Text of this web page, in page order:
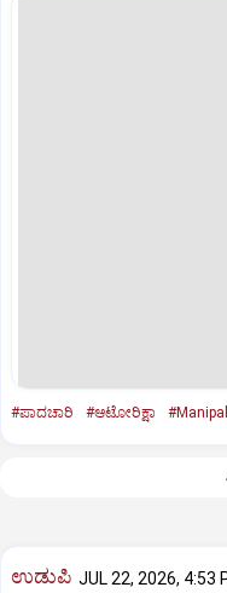
#ಪಾದಚಾರಿ #ಆಟೋರಿಕ್ಷಾ #Manipal
ಉಡುಪಿ JUL 22, 2026, 4:53